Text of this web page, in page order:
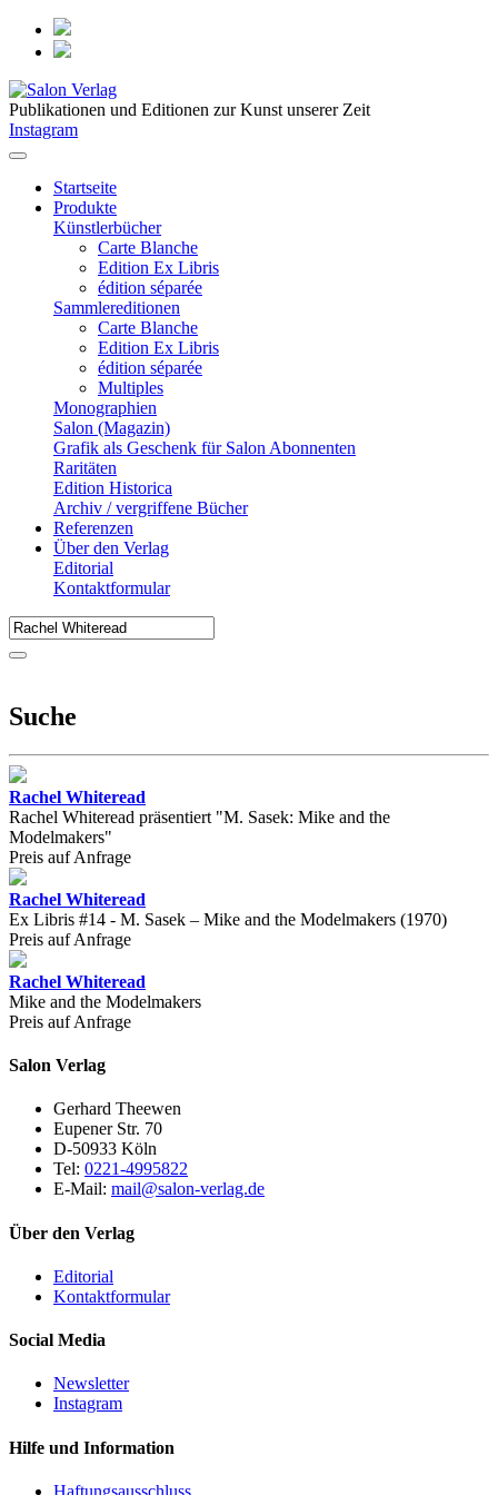
Publikationen und Editionen zur Kunst unserer Zeit
Instagram
Startseite
Produkte
Künstlerbücher
Carte Blanche
Edition Ex Libris
édition séparée
Sammlereditionen
Carte Blanche
Edition Ex Libris
édition séparée
Multiples
Monographien
Salon (Magazin)
Grafik als Geschenk für Salon Abonnenten
Raritäten
Edition Historica
Archiv / vergriffene Bücher
Referenzen
Über den Verlag
Editorial
Kontaktformular
Suche
Rachel Whiteread
Rachel Whiteread präsentiert "M. Sasek: Mike and the
Modelmakers"
Preis auf Anfrage
Rachel Whiteread
Ex Libris #14 - M. Sasek – Mike and the Modelmakers (1970)
Preis auf Anfrage
Rachel Whiteread
Mike and the Modelmakers
Preis auf Anfrage
Salon Verlag
Gerhard Theewen
Eupener Str. 70
D-50933 Köln
Tel: 0221-4995822
E-Mail: mail@salon-verlag.de
Über den Verlag
Editorial
Kontaktformular
Social Media
Newsletter
Instagram
Hilfe und Information
Haftungsausschluss